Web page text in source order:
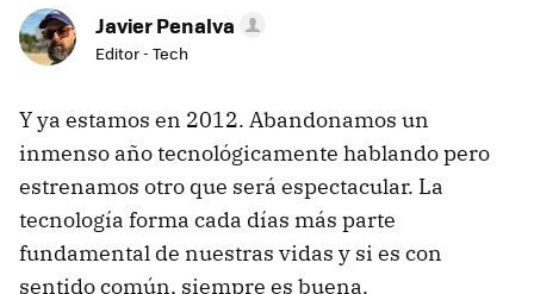
Javier Penalva
Editor - Tech
Y ya estamos en 2012. Abandonamos un
inmenso año tecnológicamente hablando pero
estrenamos otro que será espectacular. La
tecnología forma cada días más parte
fundamental de nuestras vidas y si es con
sentido común, siempre es buena.